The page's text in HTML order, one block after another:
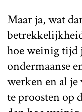
Maar ja, wat
hoe weinig tijd
ondermaanse
werken en al
te proosten op